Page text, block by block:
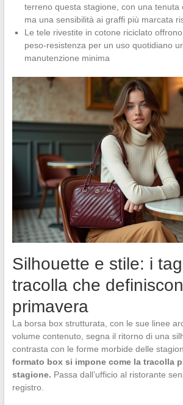
terreno questa stagione, con una tenuta
ma una sensibilità ai graffi più marcata
Le tele rivestite in cotone riciclato
peso-resistenza per un uso quotidiano
manutenzione minima
Silhouette e stile: i
tracolla che
primavera
La borsa box strutturata, con le sue linee
volume contenuto, segna il ritorno di una
contrasta con le forme morbide delle
formato box si impone come la tracolla
stagione. Passa dall’ufficio al ristorante
registro.